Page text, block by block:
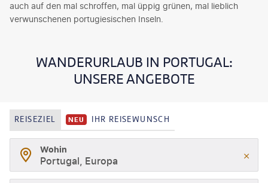
auch auf den mal schroffen, mal üppig grünen, mal lieblich
verwunschenen portugiesischen Inseln.
WANDERURLAUB IN PORTUGAL:
UNSERE ANGEBOTE
REISEZIEL NEU IHR REISEWUNSCH
Wohin
Portugal, Europa